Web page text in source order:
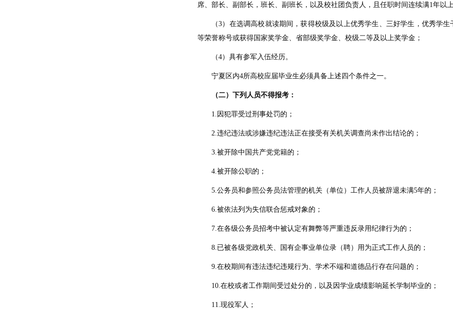
席、部长、副部长，班长、副班长，以及校社团负责人，且任职时间连续满1年以
（3）在选调高校就读期间，获得校级及以上优秀学生、三好学生，优秀学
等荣誉称号或获得国家奖学金、省部级奖学金、校级二等及以上奖学金；
（4）具有参军入伍经历。
宁夏区内4所高校应届毕业生必须具备上述四个条件之一。
（二）下列人员不得报考：
1.因犯罪受过刑事处罚的；
2.违纪违法或涉嫌违纪违法正在接受有关机关调查尚未作出结论的；
3.被开除中国共产党党籍的；
4.被开除公职的；
5.公务员和参照公务员法管理的机关（单位）工作人员被辞退未满5年的；
6.被依法列为失信联合惩戒对象的；
7.在各级公务员招考中被认定有舞弊等严重违反录用纪律行为的；
8.已被各级党政机关、国有企事业单位录（聘）用为正式工作人员的；
9.在校期间有违法违纪违规行为、学术不端和道德品行存在问题的；
10.在校或者工作期间受过处分的，以及因学业成绩影响延长学制毕业的；
11.现役军人；